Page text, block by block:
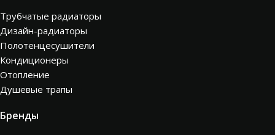
Трубчатые радиаторы
Дизайн-радиаторы
Полотенцесушители
Кондиционеры
Отопление
Душевые трапы
Бренды